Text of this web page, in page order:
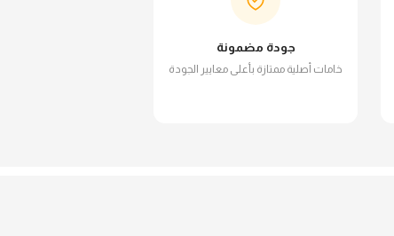
جودة مضمونة
خامات أصلية ممتازة بأعلى معايير الجودة